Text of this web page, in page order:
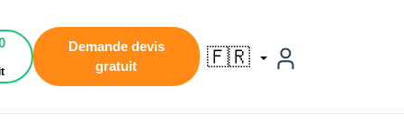
Demande devis
gratuit
🇫🇷